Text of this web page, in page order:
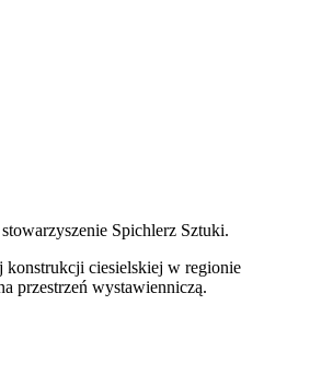
Spichlerz Sztuki.
konstrukcji ciesielskiej w regionie
przestrzeń wystawienniczą.